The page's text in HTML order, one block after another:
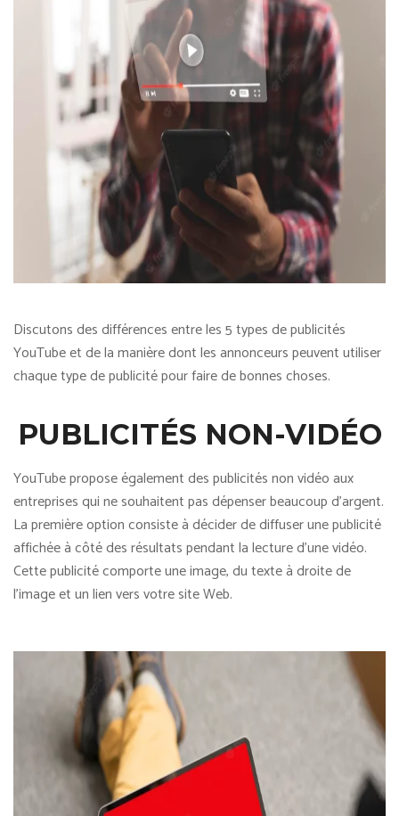
Discutons des différences entre les 5 types de publicités
YouTube et de la manière dont les annonceurs peuvent utiliser
chaque type de publicité pour faire de bonnes choses.
PUBLICITÉS NON-VIDÉO
YouTube propose également des publicités non vidéo aux
entreprises qui ne souhaitent pas dépenser beaucoup d’argent.
La première option consiste à décider de diffuser une publicité
affichée à côté des résultats pendant la lecture d’une vidéo.
Cette publicité comporte une image, du texte à droite de
l’image et un lien vers votre site Web.